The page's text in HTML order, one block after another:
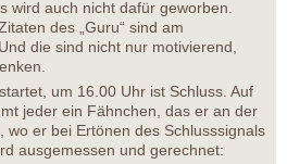
wird auch nicht dafür geworben.
des „Guru“ sind am
die sind nicht nur motivierend,
um 16.00 Uhr ist Schluss. Auf
jeder ein Fähnchen, das er an der
wo er bei Ertönen des Schlusssignals
ausgemessen und gerechnet: